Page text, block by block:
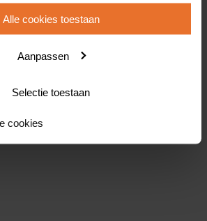
Alle cookies toestaan
Aanpassen
Selectie toestaan
cookies